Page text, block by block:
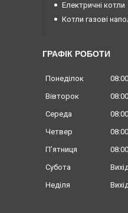
Електричні котли
Котли газові
ГРАФІК РОБОТИ
Понеділок 08:00
Вівторок
08:00
Середа
08:00
Четвер
08:00
Пʼятниця
08:00
Субота
Неділя